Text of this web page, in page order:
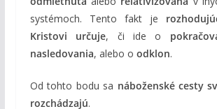
systémoch. Tento fakt je
Kristovi určuje, či ide o
nasledovania, alebo o odklon.
Od tohto bodu sa náboženské cesty
rozchádzajú.